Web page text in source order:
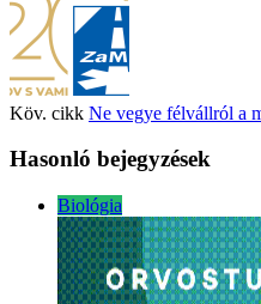
Köv. cikk Ne vegye félvállról a
Hasonló bejegyzések
Biológia